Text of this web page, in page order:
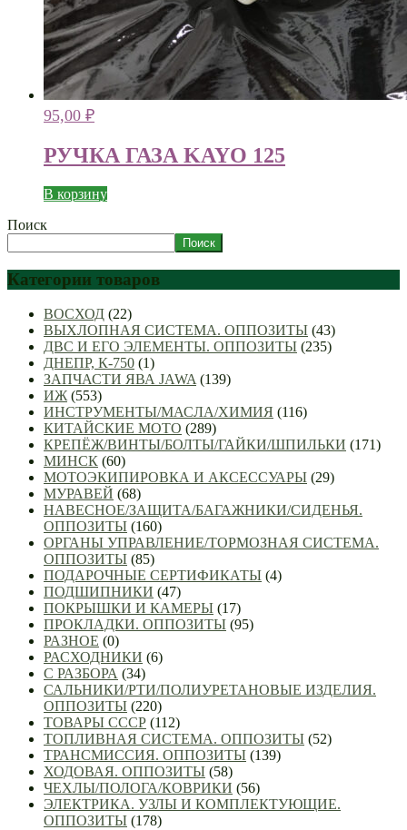
95,00 ₽
РУЧКА ГАЗА KAYO 125
В корзину
Поиск
Поиск
Категории товаров
ВОСХОД (22)
ВЫХЛОПНАЯ СИСТЕМА. ОППОЗИТЫ (43)
ДВС И ЕГО ЭЛЕМЕНТЫ. ОППОЗИТЫ (235)
ДНЕПР, К-750 (1)
ЗАПЧАСТИ ЯВА JAWA (139)
ИЖ (553)
ИНСТРУМЕНТЫ/МАСЛА/ХИМИЯ (116)
КИТАЙСКИЕ МОТО (289)
КРЕПЁЖ/ВИНТЫ/БОЛТЫ/ГАЙКИ/ШПИЛЬКИ (171)
МИНСК (60)
МОТОЭКИПИРОВКА И АКСЕССУАРЫ (29)
МУРАВЕЙ (68)
НАВЕСНОЕ/ЗАЩИТА/БАГАЖНИКИ/СИДЕНЬЯ.
ОППОЗИТЫ (160)
ОРГАНЫ УПРАВЛЕНИЕ/ТОРМОЗНАЯ СИСТЕМА.
ОППОЗИТЫ (85)
ПОДАРОЧНЫЕ СЕРТИФИКАТЫ (4)
ПОДШИПНИКИ (47)
ПОКРЫШКИ И КАМЕРЫ (17)
ПРОКЛАДКИ. ОППОЗИТЫ (95)
РАЗНОЕ (0)
РАСХОДНИКИ (6)
С РАЗБОРА (34)
САЛЬНИКИ/РТИ/ПОЛИУРЕТАНОВЫЕ ИЗДЕЛИЯ.
ОППОЗИТЫ (220)
ТОВАРЫ СССР (112)
ТОПЛИВНАЯ СИСТЕМА. ОППОЗИТЫ (52)
ТРАНСМИССИЯ. ОППОЗИТЫ (139)
ХОДОВАЯ. ОППОЗИТЫ (58)
ЧЕХЛЫ/ПОЛОГА/КОВРИКИ (56)
ЭЛЕКТРИКА. УЗЛЫ И КОМПЛЕКТУЮЩИЕ.
ОППОЗИТЫ (178)